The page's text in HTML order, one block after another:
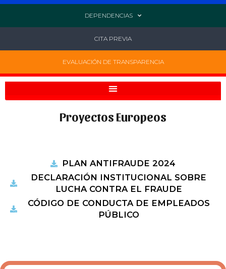
DEPENDENCIAS
CITA PREVIA
EVALUACIÓN DE TRANSPARENCIA
Proyectos Europeos
PLAN ANTIFRAUDE 2024
DECLARACIÓN INSTITUCIONAL SOBRE
LUCHA CONTRA EL FRAUDE
CÓDIGO DE CONDUCTA DE EMPLEADOS
PÚBLICO